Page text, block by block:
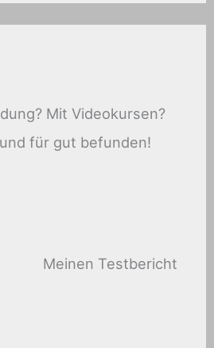
Mit Videokursen?
für gut befunden!
Meinen Testbericht